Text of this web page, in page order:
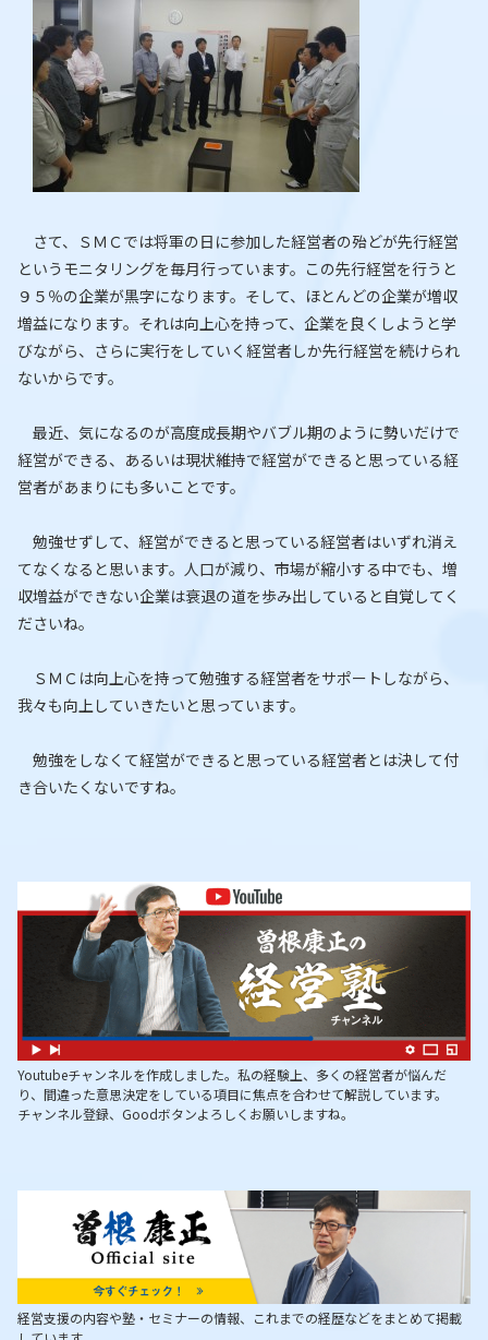
さて、ＳＭＣでは将軍の日に参加した経営者の殆どが先行経営
というモニタリングを毎月行っています。この先行経営を行うと
９５％の企業が黒字になります。そして、ほとんどの企業が増収
増益になります。それは向上心を持って、企業を良くしようと学
びながら、さらに実行をしていく経営者しか先行経営を続けられ
ないからです。
最近、気になるのが高度成長期やバブル期のように勢いだけで
経営ができる、あるいは現状維持で経営ができると思っている経
営者があまりにも多いことです。
勉強せずして、経営ができると思っている経営者はいずれ消え
てなくなると思います。人口が減り、市場が縮小する中でも、増
収増益ができない企業は衰退の道を歩み出していると自覚してく
ださいね。
ＳＭＣは向上心を持って勉強する経営者をサポートしながら、
我々も向上していきたいと思っています。
勉強をしなくて経営ができると思っている経営者とは決して付
き合いたくないですね。
Youtubeチャンネルを作成しました。私の経験上、多くの経営者が悩んだ
り、間違った意思決定をしている項目に焦点を合わせて解説しています。
チャンネル登録、Goodボタンよろしくお願いしますね。
経営支援の内容や塾・セミナーの情報、これまでの経歴などをまとめて掲載